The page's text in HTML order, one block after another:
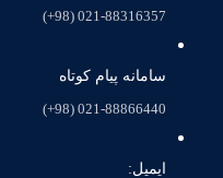
021-88316357 (98+)
سامانه پیام کوتاه
021-88866440 (98+)
ایمیل: